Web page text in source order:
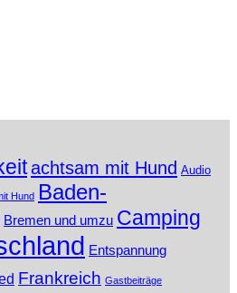
achtsam mit Hund Audio
Hund Baden-
Bremen und umzu Camping
Entspannung
Frankreich Gastbeiträge